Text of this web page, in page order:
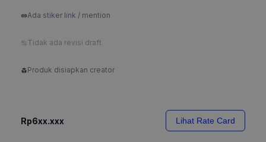
Ada stiker link / mention
Tidak ada revisi draft
Produk disiapkan creator
Rp6xx.xxx Lihat Rate Card